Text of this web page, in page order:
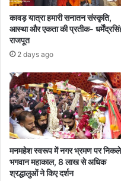
कावड़ यात्रा हमारी सनातन संस्कृति,
आस्था और एकता की प्रतीक-
राजपूत
2 days ago
मनमहेश स्वरूप में नगर भ्रमण पर निकले
भगवान महाकाल, 8 लाख से अधिक
श्रद्धालुओं ने किए दर्शन